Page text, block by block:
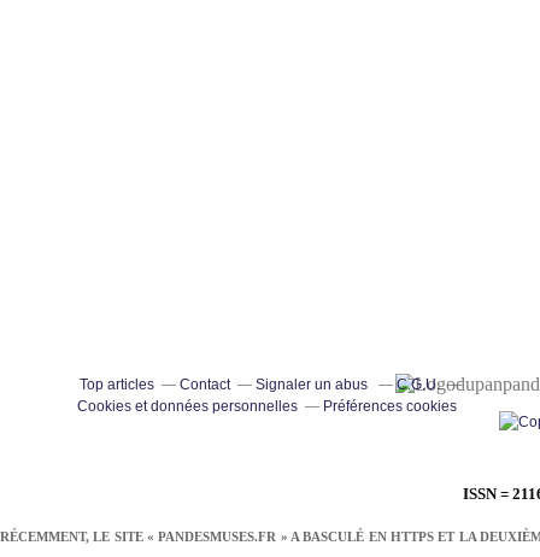
ISSN =
RÉCEMMENT, LE SITE « PANDESMUSES.FR » A BASCULÉ EN HTTPS ET LA
Top articles Contact Signaler un abus
C.G.U.
Cookies et données personnelles
Préférences cookies